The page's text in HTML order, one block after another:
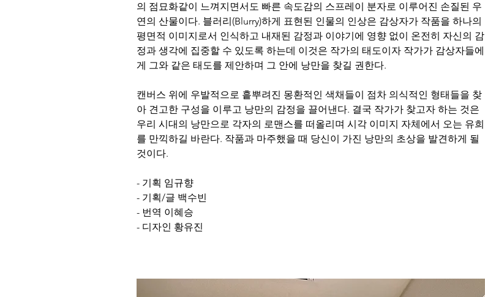
의 점묘화같이 느껴지면서도 빠른 속도감의 스프레이 분자로 이루어진 손질된 우
연의 산물이다. 블러리(Blurry)하게 표현된 인물의 인상은 감상자가 작품을 하나의
평면적 이미지로서 인식하고 내재된 감정과 이야기에 영향 없이 온전히 자신의 감
정과 생각에 집중할 수 있도록 하는데 이것은 작가의 태도이자 작가가 감상자들에
게 그와 같은 태도를 제안하며 그 안에 낭만을 찾길 권한다.
캔버스 위에 우발적으로 흩뿌려진 몽환적인 색채들이 점차 의식적인 형태들을 찾
아 견고한 구성을 이루고 낭만의 감정을 끌어낸다. 결국 작가가 찾고자 하는 것은
우리 시대의 낭만으로 각자의 로맨스를 떠올리며 시각 이미지 자체에서 오는 유희
를 만끽하길 바란다. 작품과 마주했을 때 당신이 가진 낭만의 초상을 발견하게 될
것이다.
- 기획 임규향
- 기획/글 백수빈
- 번역 이혜승
- 디자인 황유진